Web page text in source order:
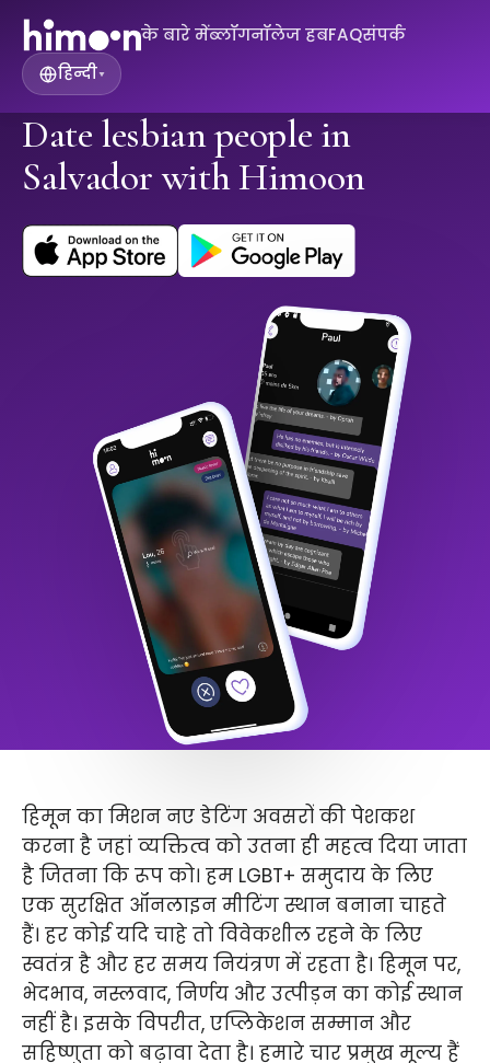
के बारे मेंब्लॉगनॉलेज हबFAQसंपर्क
हिन्दी▾
Date lesbian people in
Salvador with Himoon
हिमून का मिशन नए डेटिंग अवसरों की पेशकश
करना है जहां व्यक्तित्व को उतना ही महत्व दिया जाता
है जितना कि रूप को। हम LGBT+ समुदाय के लिए
एक सुरक्षित ऑनलाइन मीटिंग स्थान बनाना चाहते
हैं। हर कोई यदि चाहे तो विवेकशील रहने के लिए
स्वतंत्र है और हर समय नियंत्रण में रहता है। हिमून पर,
भेदभाव, नस्लवाद, निर्णय और उत्पीड़न का कोई स्थान
नहीं है। इसके विपरीत, एप्लिकेशन सम्मान और
सहिष्णुता को बढ़ावा देता है। हमारे चार प्रमुख मूल्य हैं